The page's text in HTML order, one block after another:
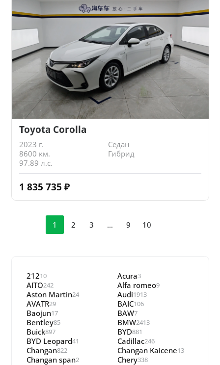
Toyota Corolla
2023 г.
Седан
8600 км.
Гибрид
97.89 л.с.
1 835 735 ₽
1 2 3 … 9 10
21210 Acura3
AITO242 Alfa romeo9
Aston Martin24 Audi1913
AVATR29 BAIC106
Baojun17 BAW7
Bentley85 BMW2413
Buick897 BYD881
BYD Leopard41 Cadillac246
Changan822 Changan Kaicene13
Changan span2 Chery338